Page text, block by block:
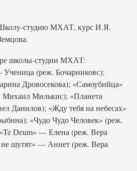
студию МХАТ, курс И.Я.
школы-студии МХАТ:
Ученица (реж. Бочарниковс);
Дровосекова); «Самоубийца»
Милькис); «Планета
Данилов); «Жду тебя на небесах»
«Чудо Чудо Человек» (реж.
Deum» — Елена (реж. Вера
шутят» — Аннет (реж. Вера